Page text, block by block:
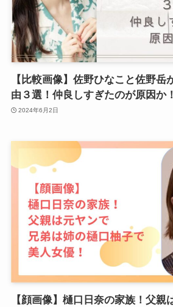
【比較画像】佐野ひなこと佐野岳
由３選！仲良しすぎたのが原因か
2024年6月2日
【顔画像】樋口日奈の家族！父親